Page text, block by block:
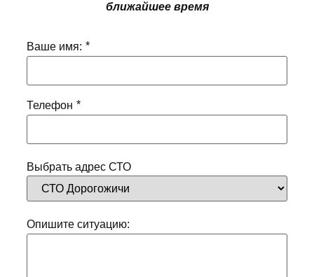
ближайшее время
Ваше имя: *
Телефон *
Выбрать адрес СТО
Опишите ситуацию: